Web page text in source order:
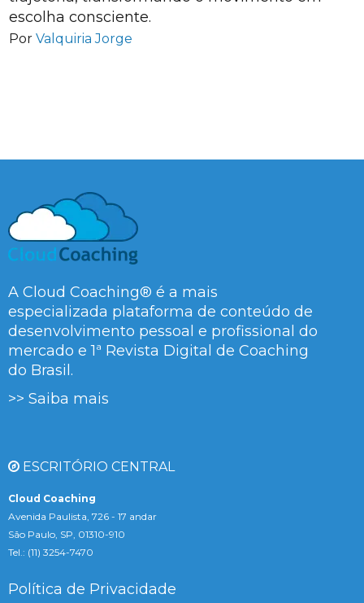
escolha consciente.
Por Valquiria Jorge
A Cloud Coaching® é a mais
especializada plataforma de conteúdo de
desenvolvimento pessoal e profissional do
mercado e 1ª Revista Digital de Coaching
do Brasil.
>> Saiba mais
ESCRITÓRIO CENTRAL
Cloud Coaching
Avenida Paulista, 726 - 17 andar
São Paulo, SP, 01310-910
Tel.: (11) 3254-7470
Política de Privacidade